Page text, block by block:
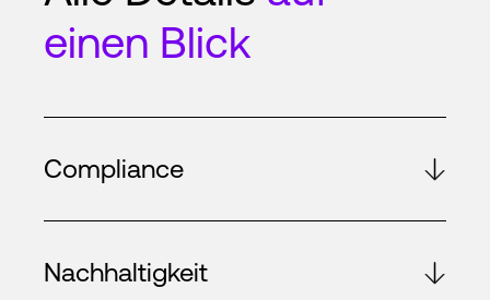
einen Blick
Compliance
Nachhaltigkeit